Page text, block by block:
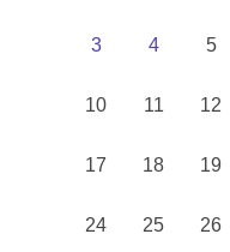
3 4 5
10 11 12
17 18 19
24 25 26